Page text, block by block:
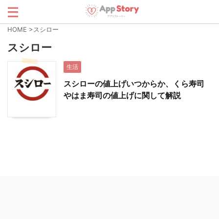
HOME >スシロー
スシロー
生活
スシローの値上げいつからか、くら寿司
やはま寿司の値上げに関して解説